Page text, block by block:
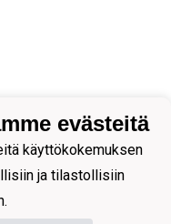
evästeitä
käyttökokemuksen
ja tilastollisiin